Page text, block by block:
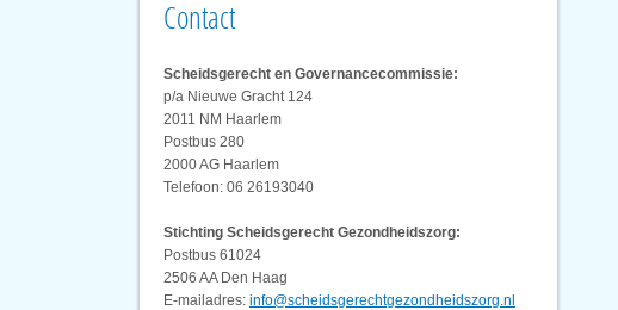
Contact
Scheidsgerecht en Governancecommissie:
p/a Nieuwe Gracht 124
2011 NM Haarlem
Postbus 280
2000 AG Haarlem
Telefoon: 06 26193040
Stichting Scheidsgerecht Gezondheidszorg:
Postbus 61024
2506 AA Den Haag
E-mailadres: info@scheidsgerechtgezondheidszorg.nl